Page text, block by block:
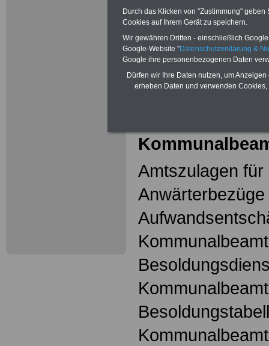
und Frauen im öffentlichen Dienst
>>>mehr Informationen
Mehr
Amtszulagen
Durch das Klicken von "Zustimmung"
Cookies auf Ihrem Gerät zu speichern.
Wir gewähren Dritten - einschließlich
Google-Website "Datenschutzerklärung &
Google ihre personenbezogenen Daten
Dürfen wir Ihre Daten nutzen, um
erheben Daten und verwenden